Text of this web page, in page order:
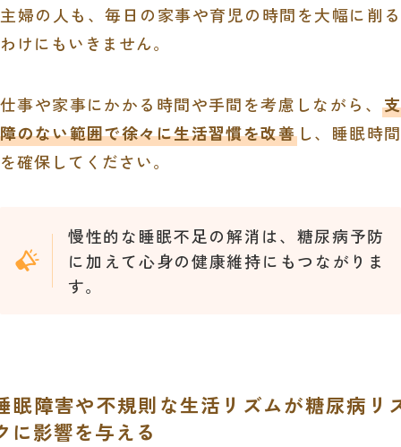
主婦の人も、毎日の家事や育児の時間を大幅に削る
わけにもいきません。
仕事や家事にかかる時間や手間を考慮しながら、支
障のない範囲で徐々に生活習慣を改善し、睡眠時間
を確保してください。
慢性的な睡眠不足の解消は、糖尿病予防
に加えて心身の健康維持にもつながりま
す。
眠障害や不規則な生活リズムが糖尿病リ
に影響を与える